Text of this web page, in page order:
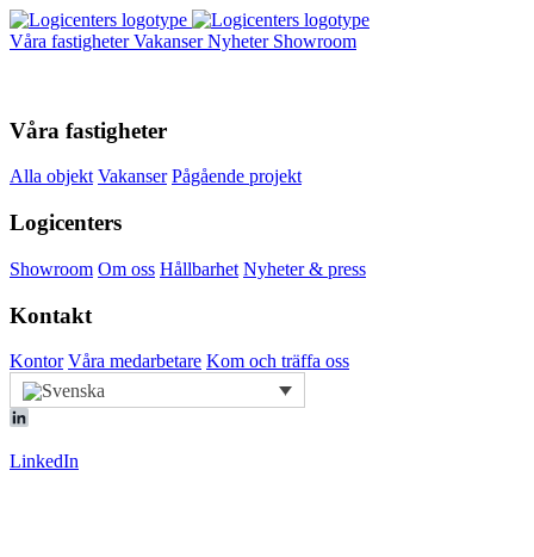
Våra fastigheterVakanserNyheter Showroom
Våra fastigheter
Alla objekt Vakanser Pågående projekt
Logicenters
Showroom Om oss Hållbarhet Nyheter & press
Kontakt
Kontor Våra medarbetare Kom och träffa oss
LinkedIn